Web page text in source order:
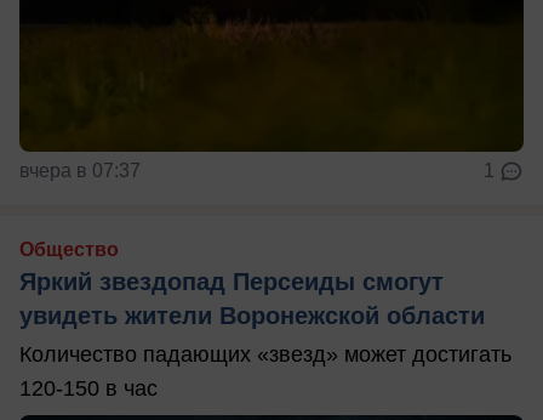
вчера в 07:37 1
Общество
Яркий звездопад Персеиды смогут
увидеть жители Воронежской области
Количество падающих «звезд» может достигать
120-150 в час